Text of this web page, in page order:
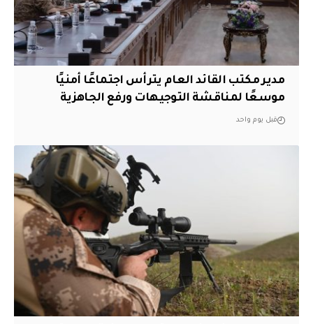
مدير مكتب القائد العام يترأس اجتماعًا أمنيًا
موسعًا لمناقشة التوجيهات ورفع الجاهزية
قبل يوم واحد